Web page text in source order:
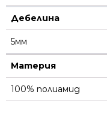
Дебелина
5мм
Материя
100% полиамид